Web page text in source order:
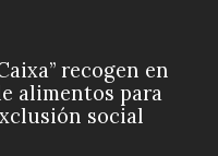
recogen en
alimentos para
social